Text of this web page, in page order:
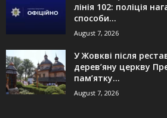
лінія 102: поліція
способи...
August 7, 2026
У Жовкві після
дерев’яну церкву
пам’ятку...
August 7, 2026